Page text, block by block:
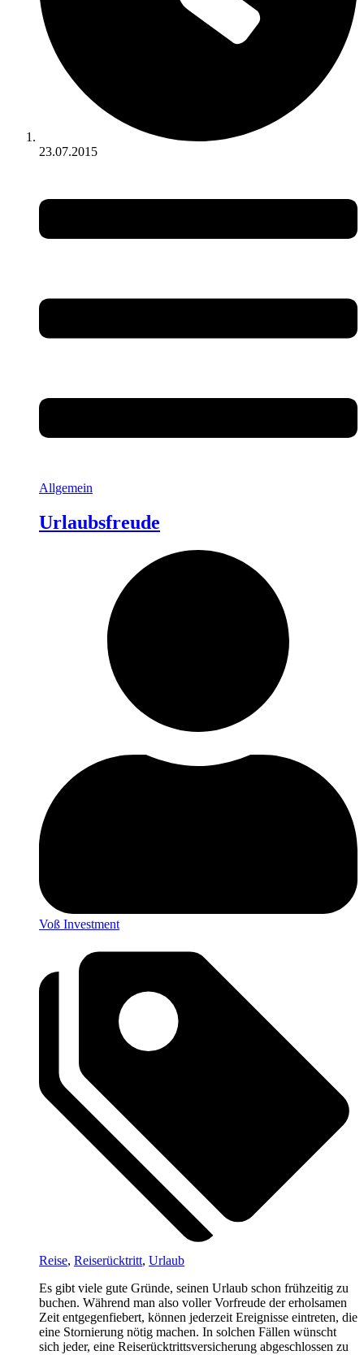
23.07.2015
Allgemein
Urlaubsfreude
Voß Investment
Reise, Reiserücktritt, Urlaub
Es gibt viele gute Gründe, seinen Urlaub schon frühzeitig zu
buchen. Während man also voller Vorfreude der erholsamen
Zeit entgegenfiebert, können jederzeit Ereignisse eintreten, die
eine Stornierung nötig machen. In solchen Fällen wünscht
sich jeder, eine Reiserücktrittsversicherung abgeschlossen zu